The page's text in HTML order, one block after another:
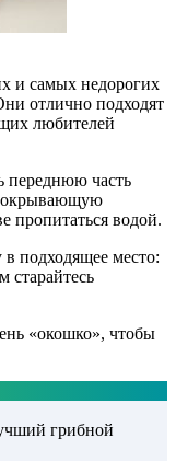
и самых недорогих
отлично подходят
любителей
переднюю часть
покрывающую
пропитаться водой.
в подходящее место:
старайтесь
«окошко», чтобы
грибной